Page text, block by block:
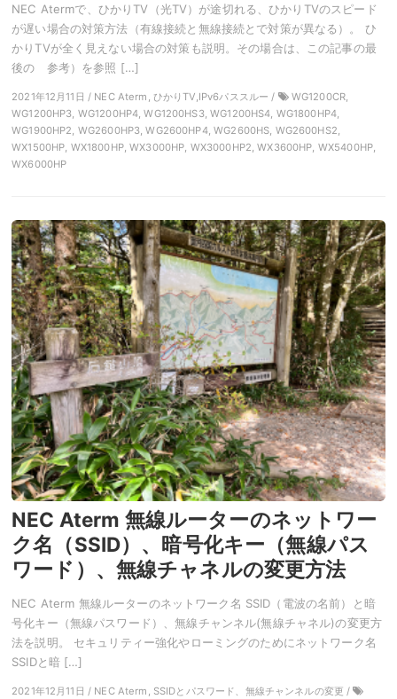
NEC Atermで、ひかりTV（光TV）が途切れる、ひかりTVのスピード
が遅い場合の対策方法（有線接続と無線接続とで対策が異なる）。 ひ
かりTVが全く見えない場合の対策も説明。その場合は、この記事の最
後の 参考）を参照 […]
2021年12月11日 / NEC Aterm, ひかりTV,IPv6パススルー /
WG1200CR,
WG1200HP3, WG1200HP4, WG1200HS3, WG1200HS4, WG1800HP4,
WG1900HP2, WG2600HP3, WG2600HP4, WG2600HS, WG2600HS2,
WX1500HP, WX1800HP, WX3000HP, WX3000HP2, WX3600HP, WX5400HP,
WX6000HP
NEC Aterm 無線ルーターのネットワー
ク名（SSID）、暗号化キー（無線パス
ワード）、無線チャネルの変更方法
NEC Aterm 無線ルーターのネットワーク名 SSID（電波の名前）と暗
号化キー（無線パスワード）、無線チャンネル(無線チャネル)の変更方
法を説明。 セキュリティー強化やローミングのためにネットワーク名
SSIDと暗 […]
2021年12月11日 / NEC Aterm, SSIDとパスワード、無線チャンネルの変更 /